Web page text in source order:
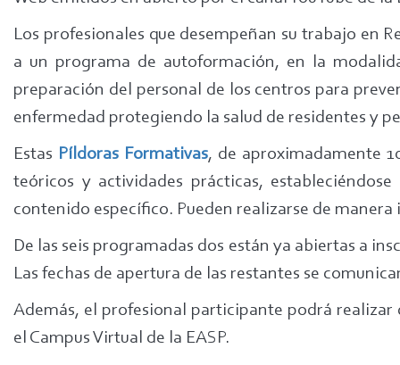
Los profesionales que desempeñan su trabajo en
a un programa de autoformación, en la
preparación del personal de los centros para
enfermedad protegiendo la salud de residentes y
Estas Píldoras Formativas, de aproximadamente
teóricos y actividades prácticas,
contenido específico. Pueden realizarse de
De las seis programadas dos están ya abiertas a
Las fechas de apertura de las restantes se
Además, el profesional participante podrá
el Campus Virtual de la EASP.